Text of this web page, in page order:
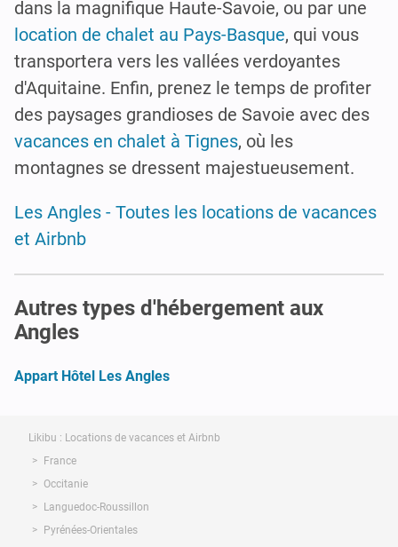
dans la magnifique Haute-Savoie, ou par une
location de chalet au Pays-Basque, qui vous
transportera vers les vallées verdoyantes
d'Aquitaine. Enfin, prenez le temps de profiter
des paysages grandioses de Savoie avec des
vacances en chalet à Tignes, où les
montagnes se dressent majestueusement.
Les Angles - Toutes les locations de vacances
et Airbnb
Autres types d'hébergement aux
Angles
Appart Hôtel Les Angles
Likibu : Locations de vacances et Airbnb
France
Occitanie
Languedoc-Roussillon
Pyrénées-Orientales